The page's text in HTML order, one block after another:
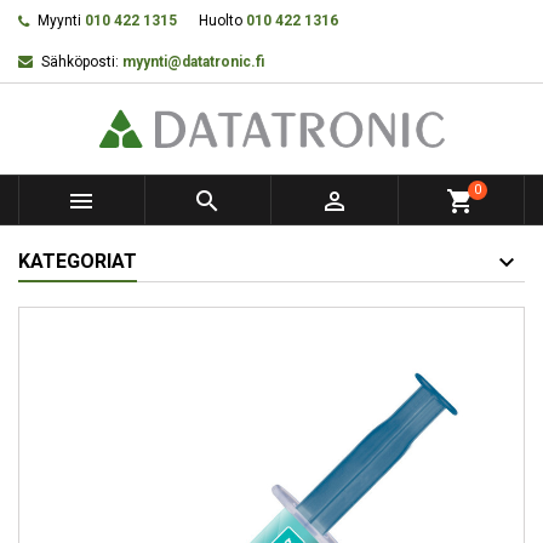
Myynti 010 422 1315 Huolto 010 422 1316
Sähköposti: myynti@datatronic.fi
   shopping_cart0
KATEGORIAT